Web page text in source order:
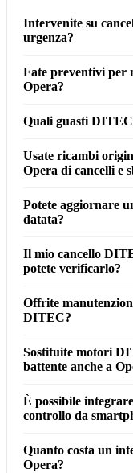
Intervenite su
urgenza?
Fate preventivi per
Opera?
Quali guasti DITEC
Usate ricambi
Opera di cancelli e
Potete aggiornare
datata?
Il mio cancello
potete verificarlo?
Offrite
DITEC?
Sostituite motori
battente anche a
È possibile
controllo da
Quanto costa un
Opera?